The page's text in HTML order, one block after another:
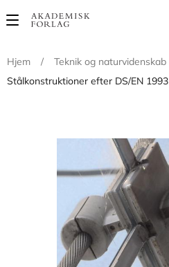
Main
Hjem
/ Teknik og naturvidenskab
Stålkonstruktioner efter DS/EN 1993